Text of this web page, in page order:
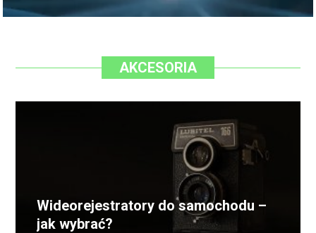
AKCESORIA
Wideorejestratory do samochodu –
jak wybrać?